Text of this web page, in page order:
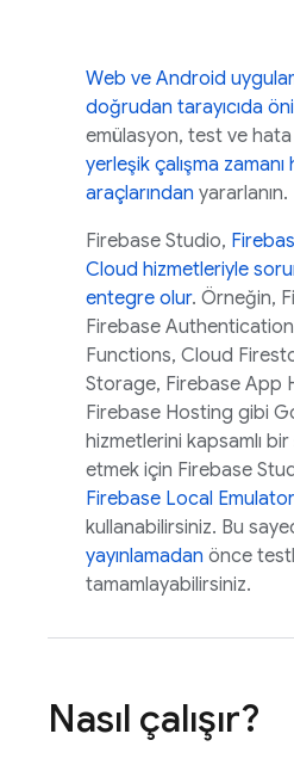
Web ve Android
doğrudan tarayıcıda
emülasyon, test ve hata
yerleşik çalışma
araçlarından yararlanın.
Firebase Studio,
Cloud hizmetleriyle
entegre olur. Örneğin,
Firebase Authentication
Functions, Cloud
Storage, Firebase App
Firebase Hosting gibi
hizmetlerini kapsamlı
etmek için Firebase
Firebase Local
kullanabilirsiniz. Bu
yayınlamadan önce
tamamlayabilirsiniz.
Nasıl çalışır?